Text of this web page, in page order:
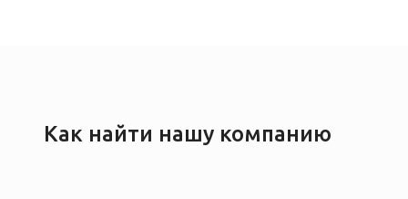
Как найти нашу компанию